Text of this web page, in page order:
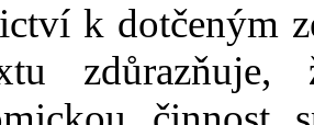
k dotčeným